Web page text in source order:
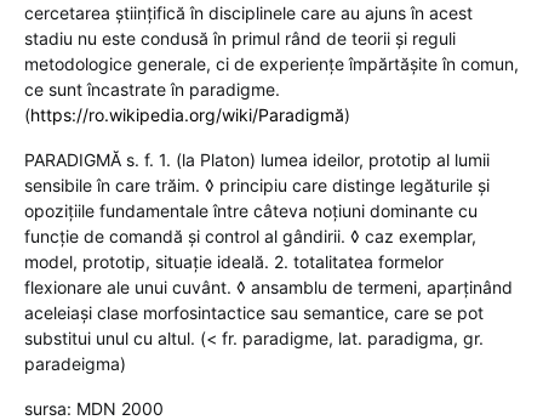
cercetarea științifică în disciplinele care au ajuns în acest
stadiu nu este condusă în primul rând de teorii și reguli
metodologice generale, ci de experiențe împărtășite în comun,
ce sunt încastrate în paradigme.
(https://ro.wikipedia.org/wiki/Paradigmă)
PARADIGMĂ s. f. 1. (la Platon) lumea ideilor, prototip al lumii
sensibile în care trăim. ◊ principiu care distinge legăturile și
opozițiile fundamentale între câteva noțiuni dominante cu
funcție de comandă și control al gândirii. ◊ caz exemplar,
model, prototip, situație ideală. 2. totalitatea formelor
flexionare ale unui cuvânt. ◊ ansamblu de termeni, aparținând
aceleiași clase morfosintactice sau semantice, care se pot
substitui unul cu altul. (< fr. paradigme, lat. paradigma, gr.
paradeigma)
sursa: MDN 2000